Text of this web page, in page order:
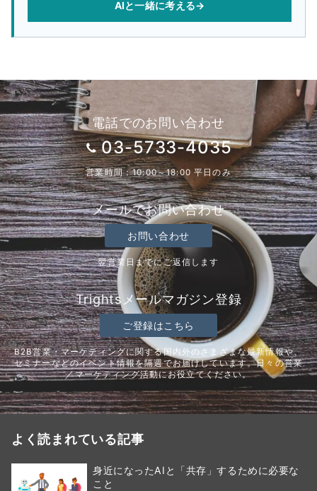
AIと一緒に考える→
電話でのお問い合わせ
03-5733-4035
営業時間：10:00～18:00 平日のみ
メールでお問い合わせ
お問い合わせ
翌営業日までにご返信します
Trightsメールマガジン登録
ご登録はこちら
B2B営業・マーケティングに関する国内外のさまざまな最新情報や、
セミナーなどのイベント情報を隔週でお届けしています。日々の営業
／マーケティング活動にお役立てください。
よく読まれている記事
身近になったAIと「共存」するために必要な
こと